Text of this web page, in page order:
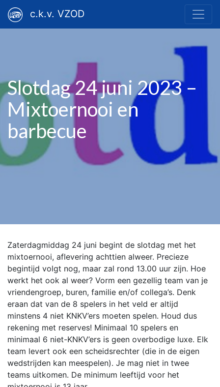
c.k.v. VZOD
Slotdag 24 juni 2023 –
Mixtoernooi en
barbecue
Zaterdagmiddag 24 juni begint de slotdag met het
mixtoernooi, aflevering achttien alweer. Precieze
begintijd volgt nog, maar zal rond 13.00 uur zijn. Hoe
werkt het ook al weer? Vorm een gezellig team van je
vriendengroep, buren, familie en/of collega’s. Denk
eraan dat van de 8 spelers in het veld er altijd
minstens 4 niet KNKV’ers moeten spelen. Houd dus
rekening met reserves! Minimaal 10 spelers en
minimaal 6 niet-KNKV’ers is geen overbodige luxe. Elk
team levert ook een scheidsrechter (die in de eigen
wedstrijden kan meespelen). Je mag niet in twee
teams uitkomen. De minimum leeftijd voor het